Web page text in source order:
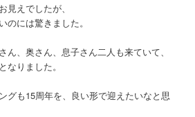
見えでしたが、
のには驚きました。
ん、奥さん、息子さん二人も来ていて、
なりました。
グも15周年を、良い形で迎えたいなと思